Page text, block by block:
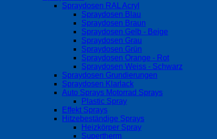
Spraydosen RAL Acryl
Spraydosen Blau
Spraydosen Braun
Spraydosen Gelb - Beige
Spraydosen Grau
Spraydosen Grün
Spraydosen Orange - Rot
Spraydosen Weiss - Schwarz
Spraydosen Grundierungen
Spraydosen Klarlack
Auto Sprays Motorrad Sprays
Plastic Spray
Effekt Sprays
Hitzebeständige Sprays
Heizkörper Spray
Supertherm